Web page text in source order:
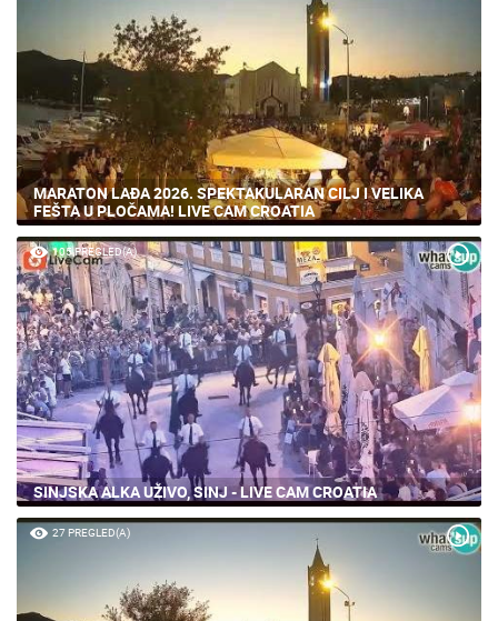
MARATON LAĐA 2026. SPEKTAKULARAN CILJ I VELIKA
FEŠTA U PLOČAMA! LIVE CAM CROATIA
105 PREGLED(A)
SINJSKA ALKA UŽIVO, SINJ - LIVE CAM CROATIA
27 PREGLED(A)